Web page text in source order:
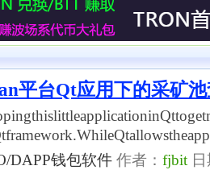
平台Qt应用下的采矿
DAPP钱包软件 作者： fjbit